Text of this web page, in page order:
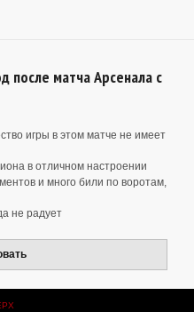
после матча Арсенала с
игры в этом матче не имеет
в отличном настроении
и много били по воротам,
не радует